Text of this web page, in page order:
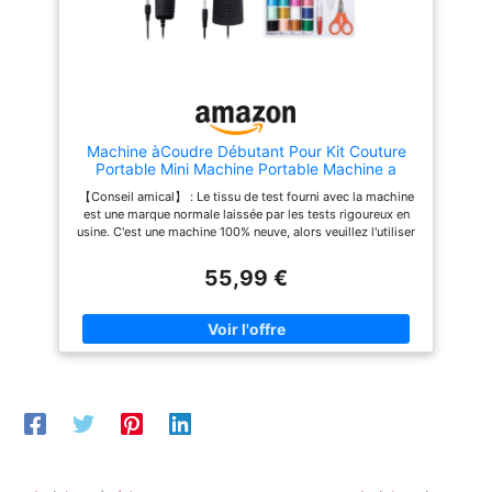
assurent une couture parfaite
soit sur les tissus légers
ans. La poignée intégrée dans
coudre permet de la
transporter aisément. Idéale
simples ou créatifs. Avec la
machine à coudre Brother
JX17FE en Edition Limitée,
simplement et rapidement
caractéristique permet de
réaliser les coutures tubulaires
en suivant le contour de tout
Machine àCoudre Débutant Pour Kit Couture
Portable Mini Machine Portable Machine a
Coudre avec Table et Pédales Pour Adulte et
Enfant de 8 à 12 ans 12 Points intégrés Sewing
Machine
【Conseil amical】 : Le tissu de test fourni avec la machine
est une marque normale laissée par les tests rigoureux en
usine. C'est une machine 100% neuve, alors veuillez l'utiliser
pendant l'utilisation, n'hésitez pas à nous contacter à tout
moment. Nous vous fournirons le service après-vente le
débutants peuvent commencer facilement ! Nous avons
préparé pour vous des vidéos tutoriels détaillées et des
manuels, avec une logique de fonctionnement simple et
réglages de vitesse ajustables, à un pédalier et à des pieds-
55,99 €